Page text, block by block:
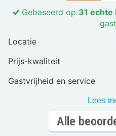
Gebaseerd op 31 echte
Locatie
Prijs-kwaliteit
Gastvrijheid en service
Lees
Alle